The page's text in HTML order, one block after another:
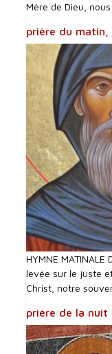
Mère de Dieu,
prière du matin,
HYMNE MATINALE
levée sur le juste
Christ, notre
prière de la nuit